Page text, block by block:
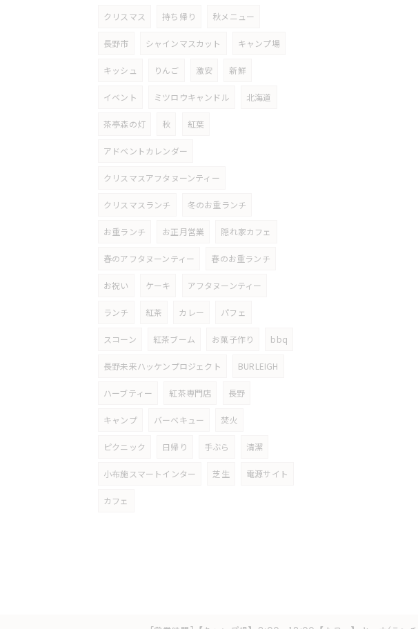
クリスマス 持ち帰り 秋メニュー
長野市 シャインマスカット キャンプ場
キッシュ りんご 激安 新鮮
イベント ミツロウキャンドル 北海道
茶亭森の灯 秋 紅葉
アドベントカレンダー
クリスマスアフタヌーンティー
クリスマスランチ 冬のお重ランチ
お重ランチ お正月営業 隠れ家カフェ
春のアフタヌーンティー 春のお重ランチ
お祝い ケーキ アフタヌーンティー
ランチ 紅茶 カレー パフェ
スコーン 紅茶ブーム お菓子作り bbq
長野未来ハッケンプロジェクト BURLEIGH
ハーブティー 紅茶専門店 長野
キャンプ バーベキュー 焚火
ピクニック 日帰り 手ぶら 清潔
小布施スマートインター 芝生 電源サイト
カフェ